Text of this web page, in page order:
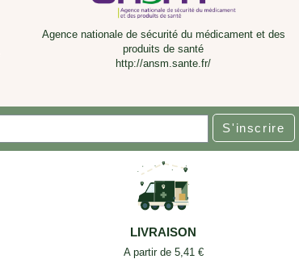
Agence nationale de sécurité du médicament et des
produits de santé
http://ansm.sante.fr/
S'inscrire
LIVRAISON
A partir de 5,41 €